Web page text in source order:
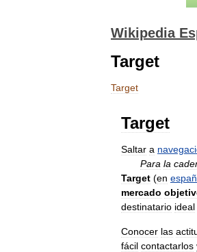
Wikipedia
Target
Target
Target
Saltar a
Para la
Target (en
mercado
destinatario ideal
Conocer las
fácil contactarlos